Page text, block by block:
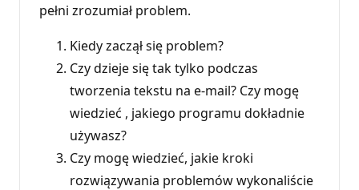
pełni zrozumiał problem.
Kiedy zaczął się problem?
Czy dzieje się tak tylko podczas
tworzenia tekstu na e-mail? Czy mogę
wiedzieć , jakiego programu dokładnie
używasz?
Czy mogę wiedzieć, jakie kroki
rozwiązywania problemów wykonaliście